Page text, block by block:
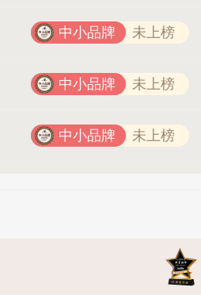
中小品牌 未上榜
中小品牌 未上榜
中小品牌 未上榜